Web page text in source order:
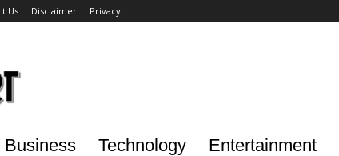
Us Disclaimer Privacy
Business Technology Entertainment